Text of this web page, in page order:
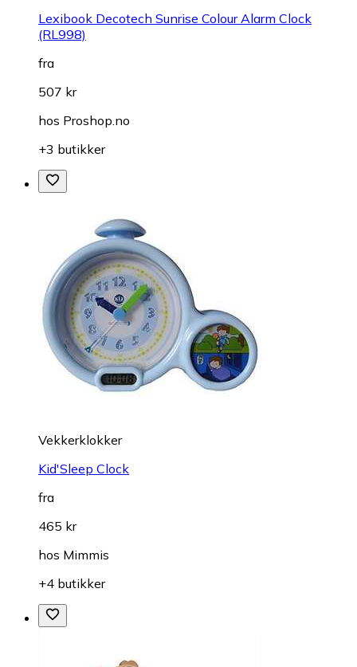
Lexibook Decotech Sunrise Colour Alarm Clock
(RL998)
fra
507 kr
hos Proshop.no
+3 butikker
Vekkerklokker
Kid'Sleep Clock
fra
465 kr
hos Mimmis
+4 butikker